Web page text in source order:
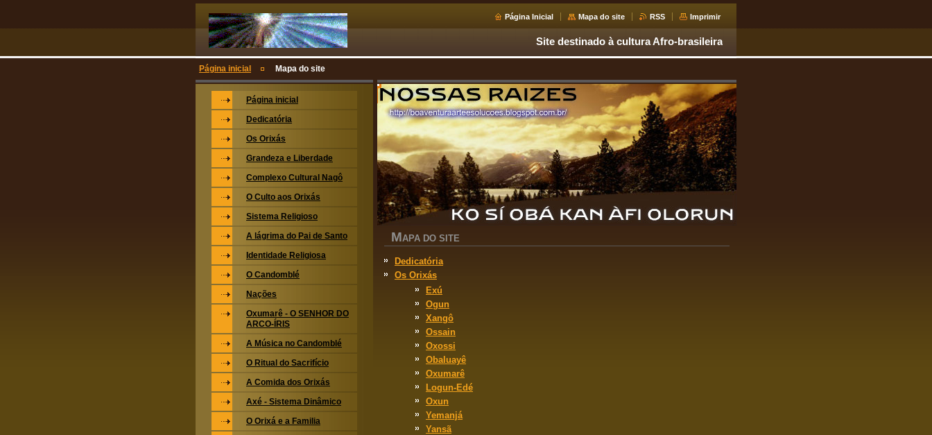
Página Inicial Mapa do site RSS Imprimir
Site destinado à cultura Afro-brasileira
Página inicial Mapa do site
MAPA DO SITE
Dedicatória
Os Orixás
Exú
Ogun
Xangô
Ossain
Oxossi
Obaluayê
Oxumarê
Logun-Edé
Oxun
Yemanjá
Yansã
Página inicial
Dedicatória
Os Orixás
Grandeza e Liberdade
Complexo Cultural Nagô
O Culto aos Orixás
Sistema Religioso
A lágrima do Pai de Santo
Identidade Religiosa
O Candomblé
Nações
Oxumarê - O SENHOR DO
ARCO-ÍRIS
A Música no Candomblé
O Ritual do Sacrifício
A Comida dos Orixás
Axé - Sistema Dinâmico
O Orixá e a Familia